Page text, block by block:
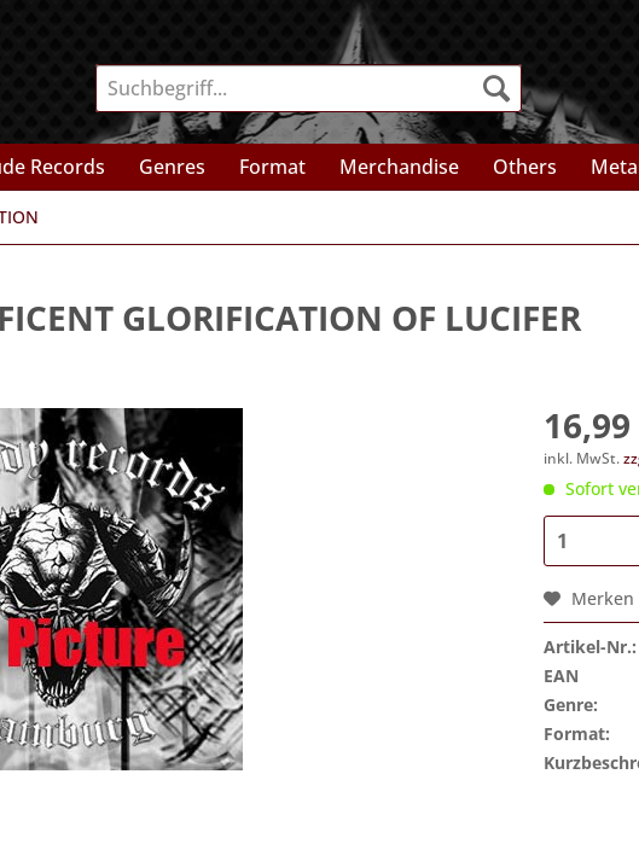
Records Genres Format Merchandise Others
GLORIFICATION OF LUCIFER
inkl. MwSt.
Sofort
Merken
Artikel-Nr.:
EAN
Genre:
Format: